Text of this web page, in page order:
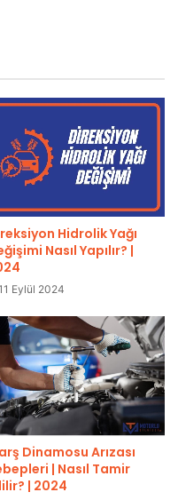
Hidrolik Yağı
Nasıl Yapılır? |
Eylül 2024
Dinamosu Arızası
| Nasıl Tamir
| 2024